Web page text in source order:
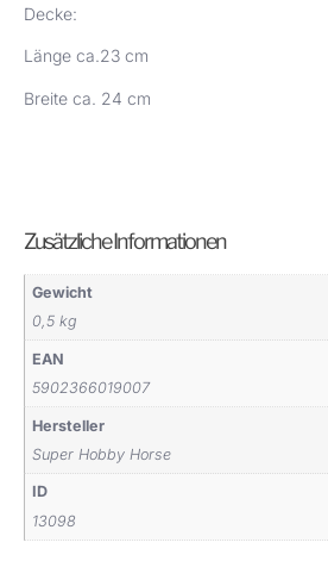
Decke:
Länge ca.23 cm
Breite ca. 24 cm
Zusätzliche Informationen
Gewicht
0,5 kg
EAN
5902366019007
Hersteller
Super Hobby Horse
ID
13098